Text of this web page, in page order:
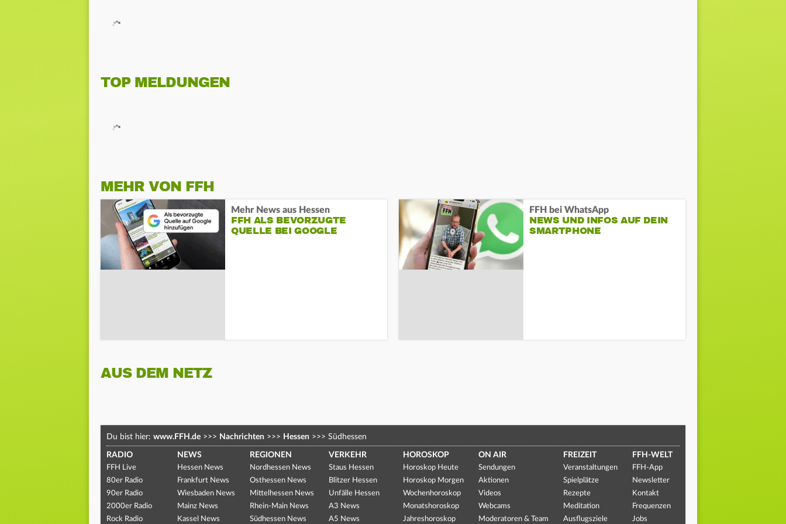
TOP MELDUNGEN
MEHR VON FFH
Mehr News aus Hessen
FFH ALS BEVORZUGTE
QUELLE BEI GOOGLE
FFH bei WhatsApp
NEWS UND INFOS AUF DEIN
SMARTPHONE
AUS DEM NETZ
Du bist hier: www.FFH.de >>> Nachrichten >>> Hessen >>> Südhessen
RADIO
FFH Live
80er Radio
90er Radio
2000er Radio
Rock Radio
NEWS
Hessen News
Frankfurt News
Wiesbaden News
Mainz News
Kassel News
REGIONEN
Nordhessen News
Osthessen News
Mittelhessen News
Rhein-Main News
Südhessen News
VERKEHR
Staus Hessen
Blitzer Hessen
Unfälle Hessen
A3 News
A5 News
HOROSKOP
Horoskop Heute
Horoskop Morgen
Wochenhoroskop
Monatshoroskop
Jahreshoroskop
ON AIR
Sendungen
Aktionen
Videos
Webcams
Moderatoren & Team
FREIZEIT
Veranstaltungen
Spielplätze
Rezepte
Meditation
Ausflugsziele
FFH-WELT
FFH-App
Newsletter
Kontakt
Frequenzen
Jobs